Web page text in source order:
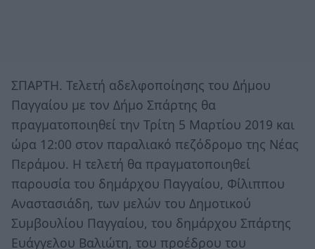
ΣΠΑΡΤΗ. Τελετή αδελφοποίησης του Δήμου
Παγγαίου με τον Δήμο Σπάρτης θα
πραγματοποιηθεί την Τρίτη 5 Μαρτίου 2019 και
ώρα 12:00 στον παραλιακό πεζόδρομο της Νέας
Περάμου. Η τελετή θα πραγματοποιηθεί
παρουσία του δημάρχου Παγγαίου, Φίλιππου
Αναστασιάδη, των μελών του Δημοτικού
Συμβουλίου Παγγαίου, του δημάρχου Σπάρτης
Ευάγγελου Βαλιώτη, του προέδρου του